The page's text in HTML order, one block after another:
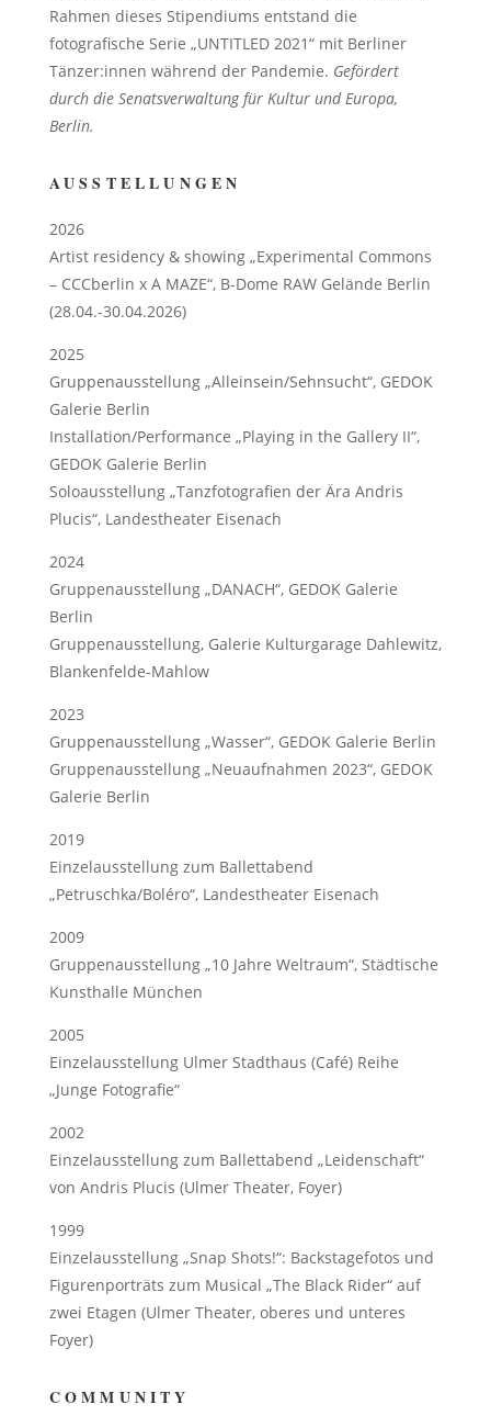
Rahmen dieses Stipendiums entstand die
fotografische Serie „UNTITLED 2021“ mit Berliner
Tänzer:innen während der Pandemie. Gefördert
durch die Senatsverwaltung für Kultur und Europa,
Berlin.
AUSSTELLUNGEN
2026
Artist residency & showing „Experimental Commons
– CCCberlin x A MAZE“, B-Dome RAW Gelände Berlin
(28.04.-30.04.2026)
2025
Gruppenausstellung „Alleinsein/Sehnsucht“, GEDOK
Galerie Berlin
Installation/Performance „Playing in the Gallery II“,
GEDOK Galerie Berlin
Soloausstellung „Tanzfotografien der Ära Andris
Plucis“, Landestheater Eisenach
2024
Gruppenausstellung „DANACH“, GEDOK Galerie
Berlin
Gruppenausstellung, Galerie Kulturgarage Dahlewitz,
Blankenfelde-Mahlow
2023
Gruppenausstellung „Wasser“, GEDOK Galerie Berlin
Gruppenausstellung „Neuaufnahmen 2023“, GEDOK
Galerie Berlin
2019
Einzelausstellung zum Ballettabend
„Petruschka/Boléro“, Landestheater Eisenach
2009
Gruppenausstellung „10 Jahre Weltraum“, Städtische
Kunsthalle München
2005
Einzelausstellung Ulmer Stadthaus (Café) Reihe
„Junge Fotografie“
2002
Einzelausstellung zum Ballettabend „Leidenschaft“
von Andris Plucis (Ulmer Theater, Foyer)
1999
Einzelausstellung „Snap Shots!“: Backstagefotos und
Figurenporträts zum Musical „The Black Rider“ auf
zwei Etagen (Ulmer Theater, oberes und unteres
Foyer)
COMMUNITY